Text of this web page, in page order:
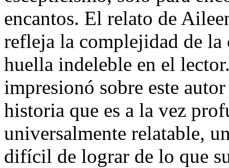
encantos. El relato de
refleja la complejidad de
huella indeleble en el
impresionó sobre este
historia que es a la vez
universalmente relatable,
difícil de lograr de lo que